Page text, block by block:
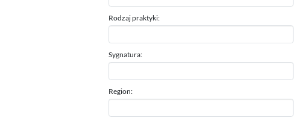
Rodzaj praktyki:
Sygnatura:
Region: